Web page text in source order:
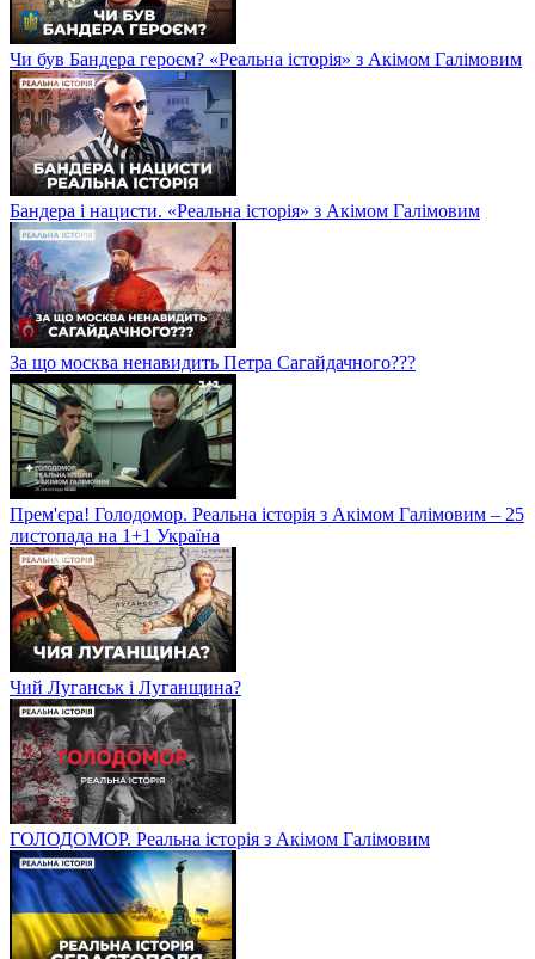
Чи був Бандера героєм? «Реальна історія» з Акімом Галімовим
Бандера і нацисти. «Реальна історія» з Акімом Галімовим
За що москва ненавидить Петра Сагайдачного???
Прем'єра! Голодомор. Реальна історія з Акімом Галімовим – 25
листопада на 1+1 Україна
Чий Луганськ і Луганщина?
ГОЛОДОМОР. Реальна історія з Акімом Галімовим